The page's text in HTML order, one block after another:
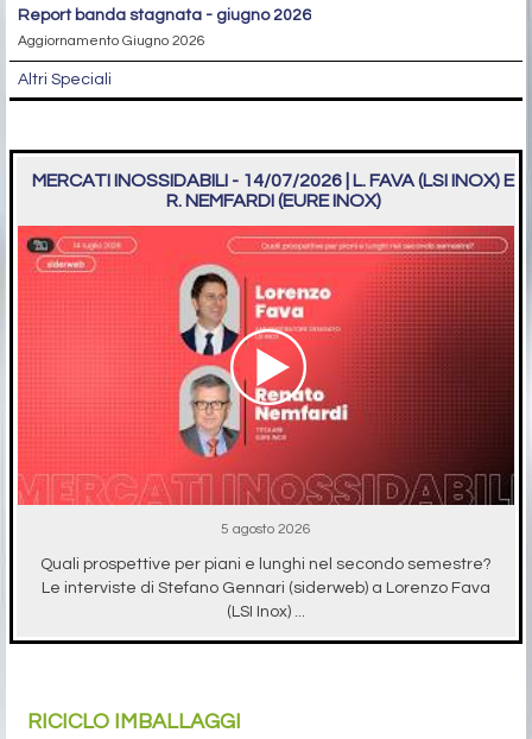
report banda stagnata - giugno 2026
Aggiornamento Giugno 2026
Altri Speciali
MERCATI INOSSIDABILI - 14/07/2026 | L. FAVA (LSI INOX) E
R. NEMFARDI (EURE INOX)
5 agosto 2026
Quali prospettive per piani e lunghi nel secondo semestre?
Le interviste di Stefano Gennari (siderweb) a Lorenzo Fava
(LSI Inox) ...
RICICLO IMBALLAGGI